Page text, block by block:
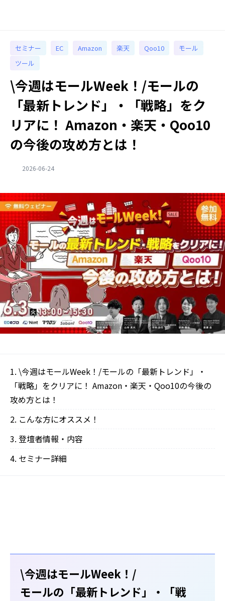
セミナー EC Amazon 楽天 Qoo10
モール
ツール
\今週はモールWeek！/モールの
「最新トレンド」・「戦略」をク
リアに！ Amazon・楽天・Qoo10
の今後の攻め方とは！
2026-06-24
\今週はモールWeek！/モールの「最新トレンド」・
「戦略」をクリアに！ Amazon・楽天・Qoo10の今後の
攻め方とは！
こんな方にオススメ！
登壇者情報・内容
セミナー詳細
\今週はモールWeek！/
モールの「最新トレンド」・「戦